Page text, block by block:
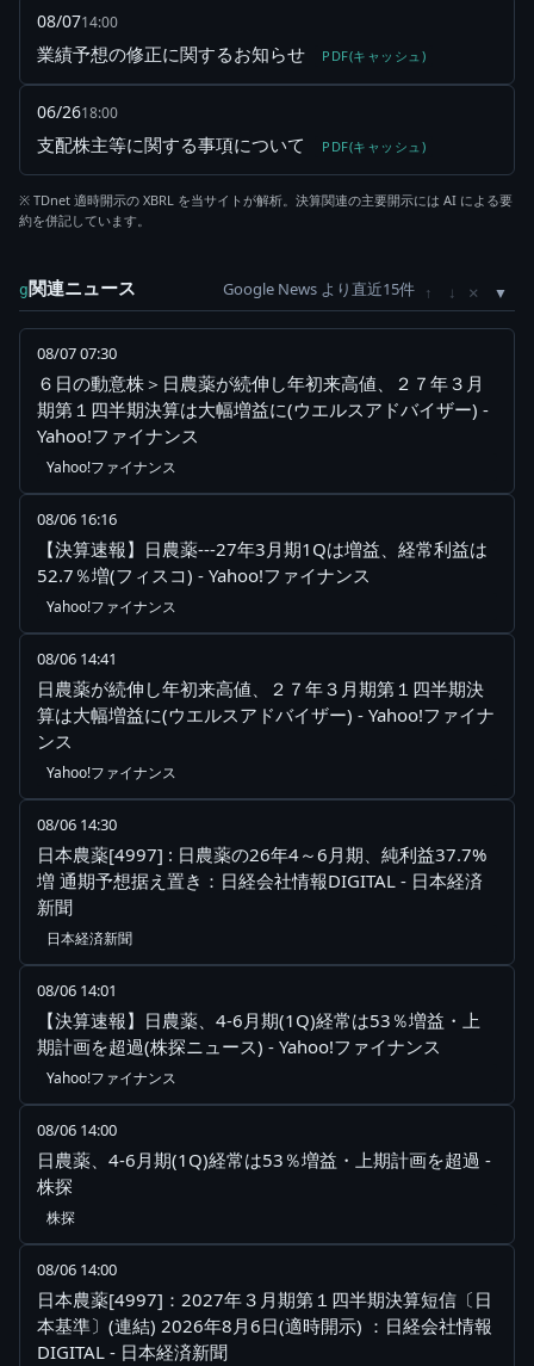
08/0714:00
業績予想の修正に関するお知らせ PDF(キャッシュ)
06/2618:00
支配株主等に関する事項について PDF(キャッシュ)
※ TDnet 適時開示の XBRL を当サイトが解析。決算関連の主要開示には AI による要
約を併記しています。
g関連ニュース Google News より直近15件 ↑ ↓ ×
08/07 07:30
６日の動意株＞日農薬が続伸し年初来高値、２７年３月
期第１四半期決算は大幅増益に(ウエルスアドバイザー) -
Yahoo!ファイナンス
Yahoo!ファイナンス
08/06 16:16
【決算速報】日農薬---27年3月期1Qは増益、経常利益は
52.7％増(フィスコ) - Yahoo!ファイナンス
Yahoo!ファイナンス
08/06 14:41
日農薬が続伸し年初来高値、２７年３月期第１四半期決
算は大幅増益に(ウエルスアドバイザー) - Yahoo!ファイナ
ンス
Yahoo!ファイナンス
08/06 14:30
日本農薬[4997] : 日農薬の26年4～6月期、純利益37.7%
増 通期予想据え置き：日経会社情報DIGITAL - 日本経済
新聞
日本経済新聞
08/06 14:01
【決算速報】日農薬、4-6月期(1Q)経常は53％増益・上
期計画を超過(株探ニュース) - Yahoo!ファイナンス
Yahoo!ファイナンス
08/06 14:00
日農薬、4-6月期(1Q)経常は53％増益・上期計画を超過 -
株探
株探
08/06 14:00
日本農薬[4997]：2027年３月期第１四半期決算短信〔日
本基準〕(連結) 2026年8月6日(適時開示) ：日経会社情報
DIGITAL - 日本経済新聞